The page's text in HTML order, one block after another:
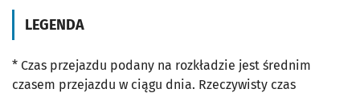
LEGENDA
* Czas przejazdu podany na rozkładzie jest średnim
czasem przejazdu w ciągu dnia. Rzeczywisty czas